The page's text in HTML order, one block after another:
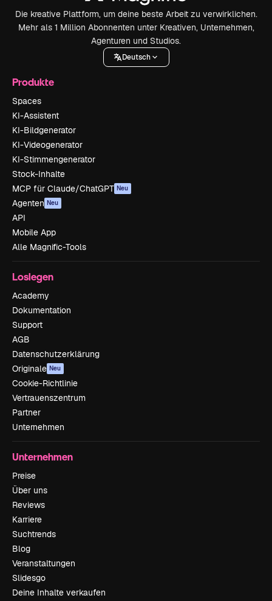
Die kreative Plattform, um deine beste Arbeit zu verwirklichen.
Mehr als 1 Million Abonnenten unter Kreativen, Unternehmen,
Agenturen und Studios.
Deutsch
Produkte
Spaces
KI-Assistent
KI-Bildgenerator
KI-Videogenerator
KI-Stimmengenerator
Stock-Inhalte
MCP für Claude/ChatGPT Neu
Agenten Neu
API
Mobile App
Alle Magnific-Tools
Loslegen
Academy
Dokumentation
Support
AGB
Datenschutzerklärung
Originale Neu
Cookie-Richtlinie
Vertrauenszentrum
Partner
Unternehmen
Unternehmen
Preise
Über uns
Reviews
Karriere
Suchtrends
Blog
Veranstaltungen
Slidesgo
Deine Inhalte verkaufen